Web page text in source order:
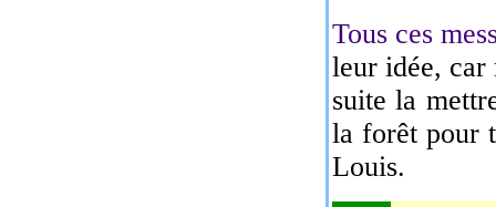
Tous ces
leur idée, car
suite la
la forêt pour
Louis.